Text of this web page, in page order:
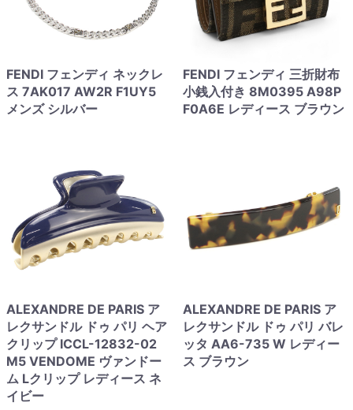
FENDI フェンディ ネックレ
ス 7AK017 AW2R F1UY5
メンズ シルバー
FENDI フェンディ 三折財布
小銭入付き 8M0395 A98P
F0A6E レディース ブラウン
ALEXANDRE DE PARIS ア
レクサンドル ドゥ パリ ヘア
クリップ ICCL-12832-02
M5 VENDOME ヴァンドー
ム Lクリップ レディース ネ
イビー
ALEXANDRE DE PARIS ア
レクサンドル ドゥ パリ バレ
ッタ AA6-735 W レディー
ス ブラウン